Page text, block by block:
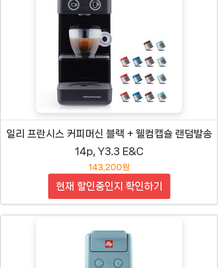
일리 프란시스 커피머신 블랙 + 웰컴캡슐 랜덤발송
14p, Y3.3 E&C
143,200원
현재 할인중인지 확인하기